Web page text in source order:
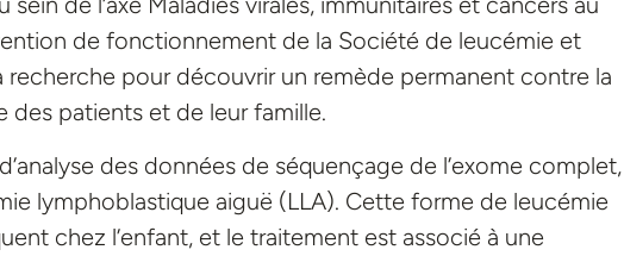
de fonctionnement de la Société de leucémie et
pour découvrir un remède permanent contre la
des patients et de leur famille.
des données de séquençage de l’exome complet,
lymphoblastique aiguë (LLA). Cette forme de leucémie
chez l’enfant, et le traitement est associé à une